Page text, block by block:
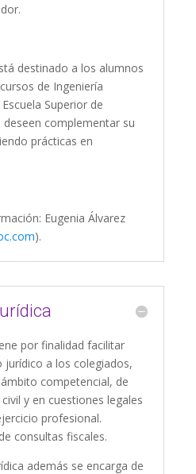
destinado a los alumnos
de Ingeniería
Superior de
deseen complementar su
prácticas en
Eugenia Álvarez
).
por finalidad facilitar
jurídico a los colegiados,
competencial, de
y en cuestiones legales
profesional.
consultas fiscales.
además se encarga de